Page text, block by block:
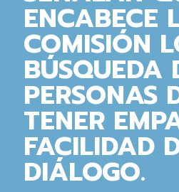
ENCABECE
COMISIÓN
BÚSQUEDA
PERSONAS
TENER
FACILIDAD
DIÁLOGO.